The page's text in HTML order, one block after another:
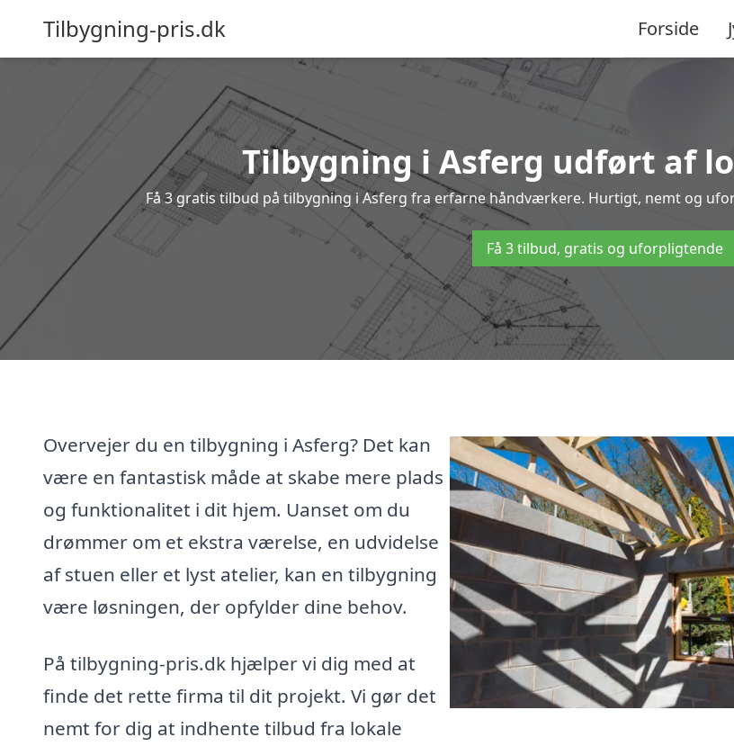
Tilbygning-pris.dk Forside
Tilbygning i Asferg udført af
Få 3 gratis tilbud på tilbygning i Asferg fra erfarne håndværkere. Hurtigt, nemt og
Få 3 tilbud, gratis og uforpligtende
Overvejer du en tilbygning i Asferg? Det kan
være en fantastisk måde at skabe mere plads
og funktionalitet i dit hjem. Uanset om du
drømmer om et ekstra værelse, en udvidelse
af stuen eller et lyst atelier, kan en tilbygning
være løsningen, der opfylder dine behov.
På tilbygning-pris.dk hjælper vi dig med at
finde det rette firma til dit projekt. Vi gør det
nemt for dig at indhente tilbud fra lokale